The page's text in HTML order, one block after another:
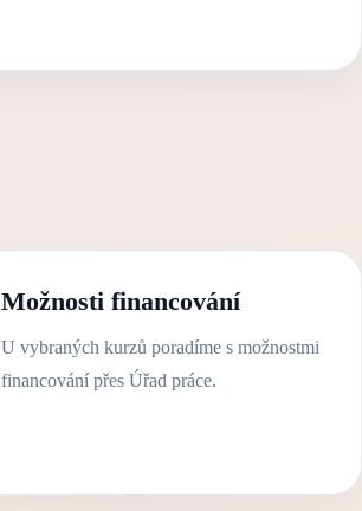
Možnosti financování
U vybraných kurzů poradíme s možnostmi
financování přes Úřad práce.